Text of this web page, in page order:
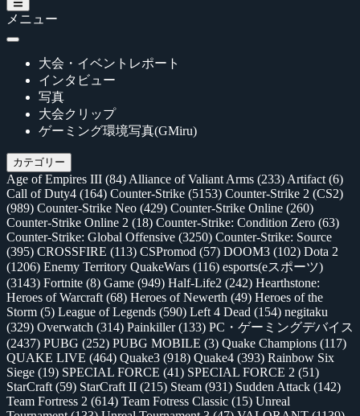
メニュー
大会・イベントレポート
インタビュー
写真
大会クリップ
ゲーミング環境写真(GMiru)
カテゴリー
Age of Empires III (84) Alliance of Valiant Arms (233) Artifact (6)
Call of Duty4 (164) Counter-Strike (5153) Counter-Strike 2 (CS2)
(989) Counter-Strike Neo (429) Counter-Strike Online (260)
Counter-Strike Online 2 (18) Counter-Strike: Condition Zero (63)
Counter-Strike: Global Offensive (3250) Counter-Strike: Source
(395) CROSSFIRE (113) CSPromod (57) DOOM3 (102) Dota 2
(1206) Enemy Territory QuakeWars (116) esports(eスポーツ)
(3143) Fortnite (8) Game (949) Half-Life2 (242) Hearthstone:
Heroes of Warcraft (68) Heroes of Newerth (49) Heroes of the
Storm (5) League of Legends (590) Left 4 Dead (154) negitaku
(329) Overwatch (314) Painkiller(133) PC・ゲーミングデバイス
(2437) PUBG (252) PUBG MOBILE (3) Quake Champions (117)
QUAKE LIVE (464) Quake3 (918) Quake4 (393) Rainbow Six
Siege (19) SPECIAL FORCE (41) SPECIAL FORCE 2 (51)
StarCraft (59) StarCraft II (215) Steam (931) Sudden Attack (142)
Team Fortress 2 (614) Team Fotress Classic (15) Unreal